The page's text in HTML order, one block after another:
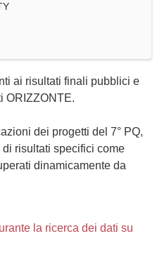
ai risultati finali pubblici e
ORIZZONTE.
dei progetti del 7° PQ,
risultati specifici come
dinamicamente da
la ricerca dei dati su